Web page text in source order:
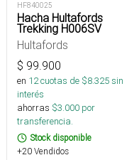
HF840025
Hacha Hultafords
Trekking H006SV
Hultafords
$ 99.900
en 12cuotas de $8.325sin
interés
ahorras $3.000 por
transferencia.
Stock disponible
+20 Vendidos